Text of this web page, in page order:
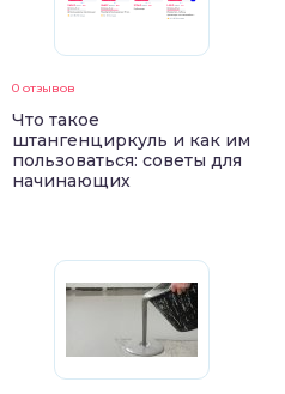
0 отзывов
Что такое
штангенциркуль и как им
пользоваться: советы для
начинающих